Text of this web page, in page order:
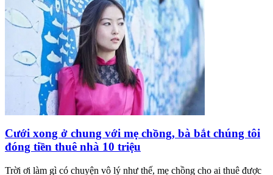
Cưới xong ở chung với mẹ chồng, bà bắt chúng tôi
đóng tiền thuê nhà 10 triệu
Trời ơi làm gì có chuyện vô lý như thế, mẹ chồng cho ai thuê được